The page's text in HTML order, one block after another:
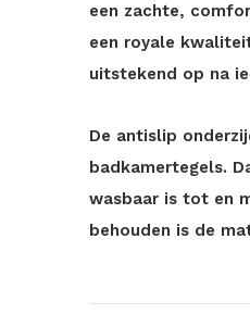
een zachte,
een royale
uitstekend op na
De antislip
badkamertegels.
wasbaar is tot en
behouden is de